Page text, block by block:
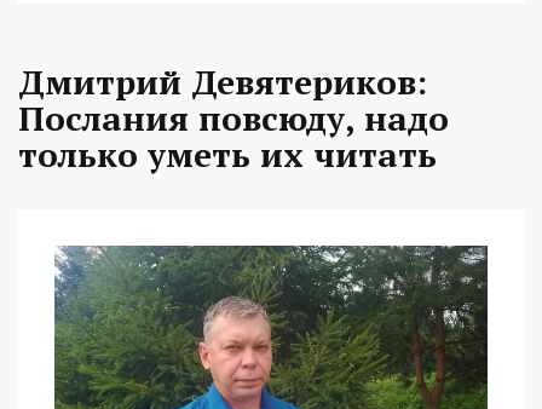
Дмитрий Девятериков:
Послания повсюду, надо
только уметь их читать